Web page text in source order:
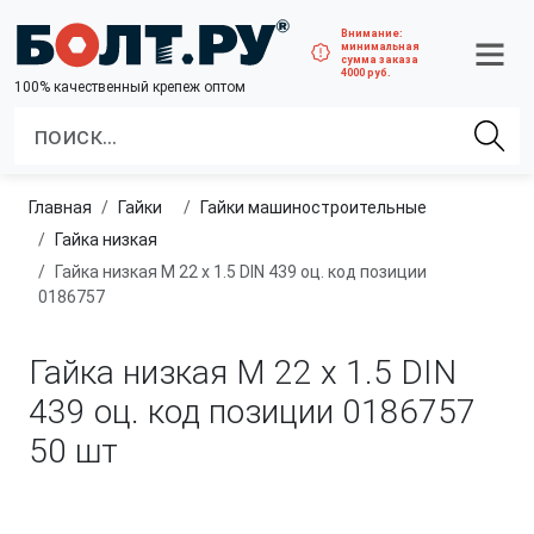
100% качественный крепеж оптом
Внимание:
минимальная
сумма заказа
4000 руб.
Главная гайки
гайки машиностроительные
Гайка низкая
Гайка низкая М 22 х 1.5 DIN 439 оц. код позиции
0186757
Гайка низкая М 22 х 1.5 DIN
439 оц. код позиции 0186757
50 шт